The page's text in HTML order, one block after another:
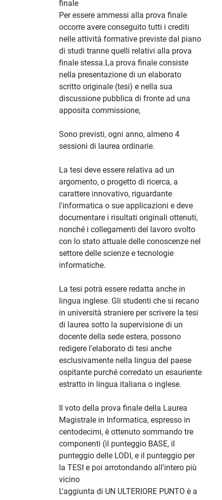
finale
Per essere ammessi alla prova finale
occorre avere conseguito tutti i crediti
nelle attività formative previste dal piano
di studi tranne quelli relativi alla prova
finale stessa.La prova finale consiste
nella presentazione di un elaborato
scritto originale (tesi) e nella sua
discussione pubblica di fronte ad una
apposita commissione,
Sono previsti, ogni anno, almeno 4
sessioni di laurea ordinarie.
La tesi deve essere relativa ad un
argomento, o progetto di ricerca, a
carattere innovativo, riguardante
l'informatica o sue applicazioni e deve
documentare i risultati originali ottenuti,
nonché i collegamenti del lavoro svolto
con lo stato attuale delle conoscenze nel
settore delle scienze e tecnologie
informatiche.
La tesi potrà essere redatta anche in
lingua inglese. Gli studenti che si recano
in università straniere per scrivere la tesi
di laurea sotto la supervisione di un
docente della sede estera, possono
redigere l'elaborato di tesi anche
esclusivamente nella lingua del paese
ospitante purché corredato un esauriente
estratto in lingua italiana o inglese.
Il voto della prova finale della Laurea
Magistrale in Informatica, espresso in
centodecimi, è ottenuto sommando tre
componenti (il punteggio BASE, il
punteggio delle LODI, e il punteggio per
la TESI e poi arrotondando all'intero più
vicino
L'aggiunta di UN ULTERIORE PUNTO è a